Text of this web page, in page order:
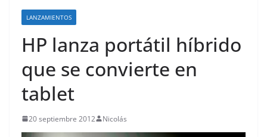
LANZAMIENTOS
HP lanza portátil híbrido
que se convierte en
tablet
20 septiembre 2012 Nicolás